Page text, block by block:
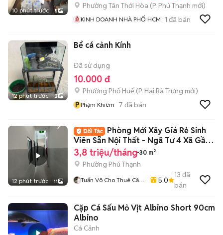
10 phút trước 5
Phường Tân Thới Hòa (P. Phú Thạnh mới)
KINH DOANH NHÀ PHỐ HCM 1 đã bán
12 phút trước 2
Bể cá cảnh Kính
Đã sử dụng
10.000 đ
Phường Phố Huế (P. Hai Bà Trưng mới)
P Phạm Khiêm 7 đã bán
12 phút trước 11
Phòng Mới Xây Giá Rẻ Sinh
Viên Sẵn Nội Thất - Ngã Tư 4 Xã Gần
ĐH VUH
3,8 triệu/tháng 30 m²
Phường Phú Thạnh
Tuấn Võ Cho Thuê Căn
5.0
13 đã
bán
Cặp Cá Sấu Mỏ Vịt Albino Short 90cm
Albino
Cá Cảnh